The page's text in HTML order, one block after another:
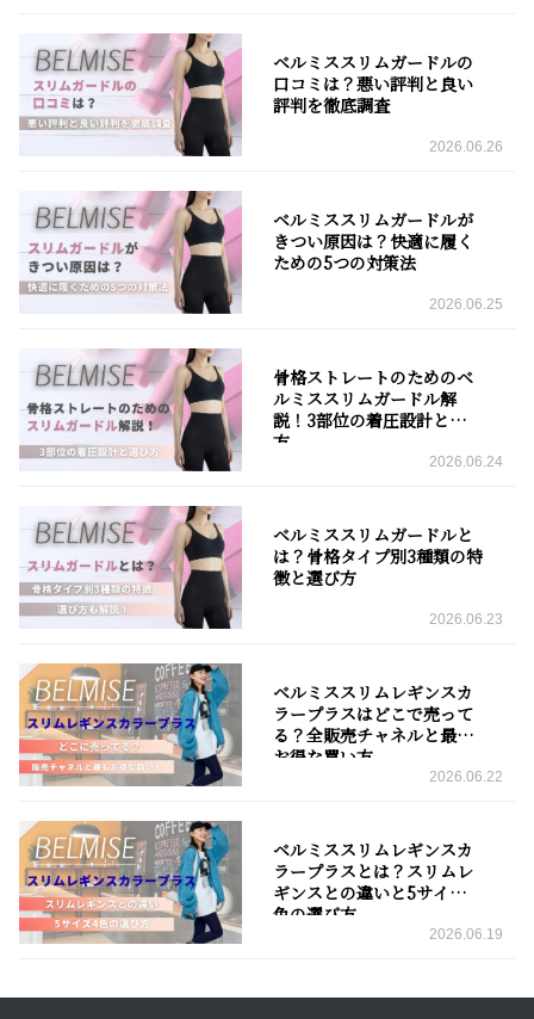
ベルミススリムガードルの
口コミは？悪い評判と良い
評判を徹底調査
2026.06.26
ベルミススリムガードルが
きつい原因は？快適に履く
ための5つの対策法
2026.06.25
骨格ストレートのためのベ
ルミススリムガードル解
説！3部位の着圧設計と選び
方
2026.06.24
ベルミススリムガードルと
は？骨格タイプ別3種類の特
徴と選び方
2026.06.23
ベルミススリムレギンスカ
ラープラスはどこで売って
る？全販売チャネルと最も
お得な買い方
2026.06.22
ベルミススリムレギンスカ
ラープラスとは？スリムレ
ギンスとの違いと5サイズ4
色の選び方
2026.06.19